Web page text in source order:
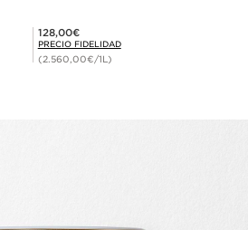
Precio Fidelidad 128,00€
128,00€
PRECIO FIDELIDAD
(2.560,00€/1L)